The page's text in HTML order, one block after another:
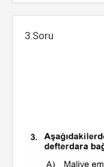
3.Soru